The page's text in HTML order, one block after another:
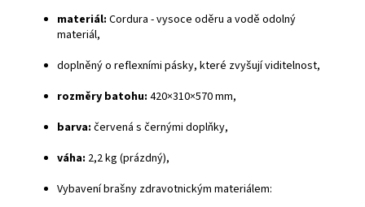
materiál: Cordura - vysoce oděru a vodě odolný
materiál,
doplněný o reflexními pásky, které zvyšují viditelnost,
rozměry batohu: 420×310×570 mm,
barva: červená s černými doplňky,
váha: 2,2 kg (prázdný),
Vybavení brašny zdravotnickým materiálem: